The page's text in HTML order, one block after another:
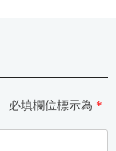
必填欄位標示為 *